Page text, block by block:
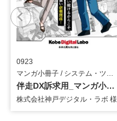
0923
マンガ小冊子 / システム・ツール
伴走DX訴求用_マンガ小冊子
株式会社神戸デジタル・ラボ 様